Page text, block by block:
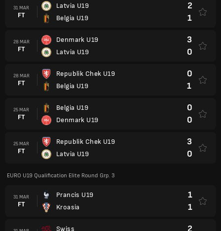
31 MAR
FT
Latvia U19
Belgia U19
2
1
28 MAR
FT
Denmark U19
Latvia U19
3
0
28 MAR
FT
Republik Chek U19
Belgia U19
0
1
25 MAR
FT
Belgia U19
Denmark U19
0
0
25 MAR
FT
Republik Chek U19
Latvia U19
3
0
EURO U19 Qualification Elite Round Grp. 3
31 MAR
FT
Prancis U19
Kroasia
1
1
Swiss 2